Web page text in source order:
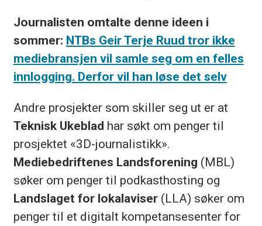
Journalisten omtalte denne ideen i
sommer: NTBs Geir Terje Ruud tror ikke
mediebransjen vil samle seg om en felles
innlogging. Derfor vil han løse det selv
Andre prosjekter som skiller seg ut er at
Teknisk Ukeblad har søkt om penger til
prosjektet «3D-journalistikk».
Mediebedriftenes Landsforening (MBL)
søker om penger til podkasthosting og
Landslaget for lokalaviser(LLA) søker om
penger til et digitalt kompetansesenter for